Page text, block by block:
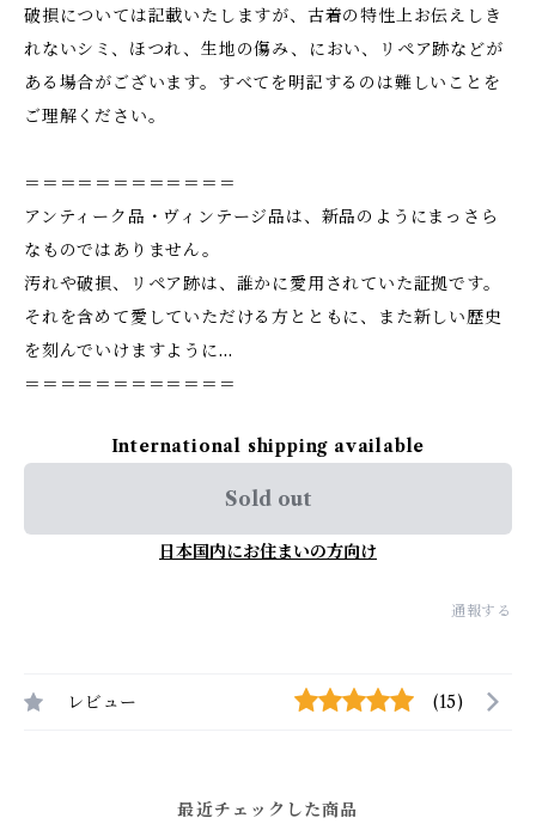
破損については記載いたしますが、古着の特性上お伝えしき
れないシミ、ほつれ、生地の傷み、におい、リペア跡などが
ある場合がございます。すべてを明記するのは難しいことを
ご理解ください。
＝＝＝＝＝＝＝＝＝＝＝＝
アンティーク品・ヴィンテージ品は、新品のようにまっさら
なものではありません。
汚れや破損、リペア跡は、誰かに愛用されていた証拠です。
それを含めて愛していただける方とともに、また新しい歴史
を刻んでいけますように…
＝＝＝＝＝＝＝＝＝＝＝＝
International shipping available
Sold out
日本国内にお住まいの方向け
通報する
レビュー (15)
最近チェックした商品